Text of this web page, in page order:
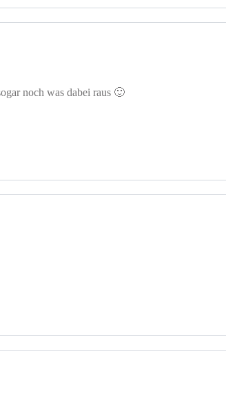
noch was dabei raus 🙂